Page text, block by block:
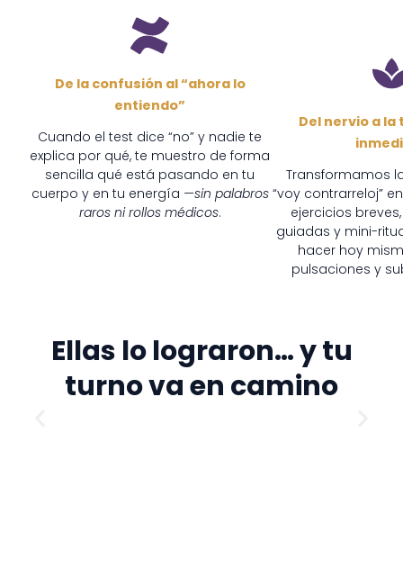
De la confusión al “ahora lo
entiendo”
Cuando el test dice “no” y nadie te
explica por qué, te muestro de forma
sencilla qué está pasando en tu
cuerpo y en tu energía —sin palabros
raros ni rollos médicos.
Del nervio a
Transformamos
“voy contrarreloj”
ejercicios
guiadas y mini-
hacer hoy
pulsaciones y
Ellas lo lograron… y tu
turno va en camino